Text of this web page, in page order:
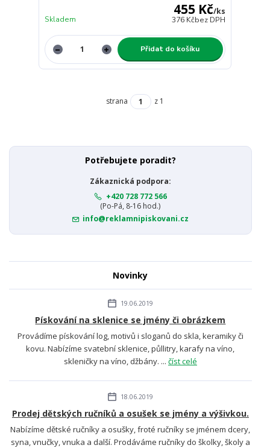
455 Kč/ks
376 Kčbez DPH
Skladem
Přidat do košíku
strana z 1
Potřebujete poradit?
Zákaznická podpora:
+420 728 772 566
(Po-Pá, 8-16 hod.)
info@reklamnipiskovani.cz
Novinky
19.06.2019
Pískování na sklenice se jmény či obrázkem
Provádíme pískování log, motivů i sloganů do skla, keramiky či
kovu. Nabízíme svatební sklenice, půllitry, karafy na víno,
skleničky na víno, džbány. ... číst celé
18.06.2019
Prodej dětských ručníků a osušek se jmény a výšivkou.
Nabízíme dětské ručníky a osušky, froté ručníky se jménem dcery,
syna, vnučky, vnuka a další. Prodáváme ručníky do školky, školy a